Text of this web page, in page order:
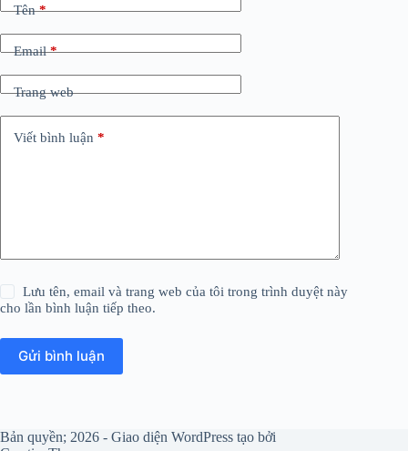
Tên*
Email*
Trang web
Viết bình luận *
Lưu tên, email và trang web của tôi trong trình duyệt này
cho lần bình luận tiếp theo.
Gửi bình luận
Bản quyền; 2026 - Giao diện WordPress tạo bởi